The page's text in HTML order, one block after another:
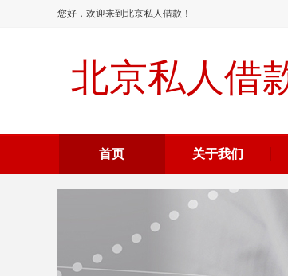
您好，欢迎来到北京私人借款！
北京私人借
首页 关于我们